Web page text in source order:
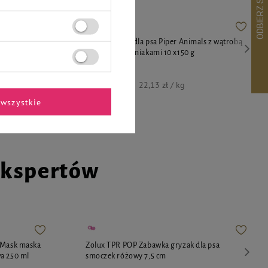
Mokra karma dla psa Piper Animals z wątrobą
wołową i ziemniakami 10 x150 g
22,13 zł / kg
maska
250 ml
Zolux TPR POP Zabawka gryzak dla psa
smoczek różowy 7,5 cm